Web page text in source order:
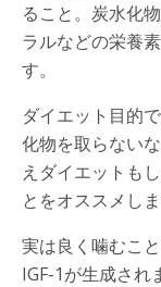
ること。炭水化
ラルなどの栄養
す。
ダイエット目的
化物を取らない
えダイエットも
とをオススメしま
実は良く噛むこ
IGF-1が生成され